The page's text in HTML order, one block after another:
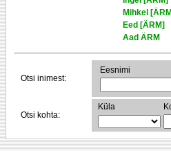
Mihkel
Eed [ÄRM]
Aad ÄRM
Otsi inimest:
Eesnimi
Otsi kohta:
Küla